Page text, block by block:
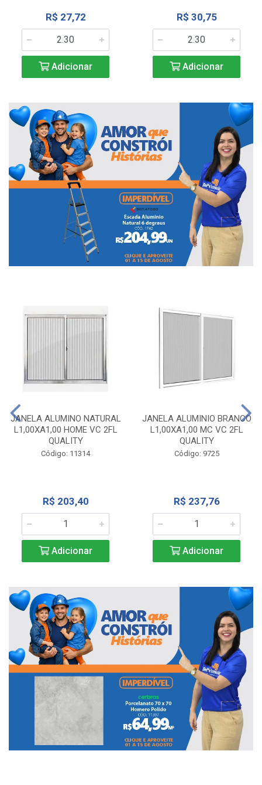
R$ 27,72
Adicionar
R$ 30,75
Adicionar
JANELA ALUMINO NATURAL
L1,00XA1,00 HOME VC 2FL
QUALITY
Código: 11314
R$ 203,40
Adicionar
JANELA ALUMINIO BRANCO
L1,00XA1,00 MC VC 2FL
QUALITY
Código: 9725
R$ 237,76
Adicionar